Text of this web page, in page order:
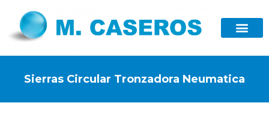
Sierras Circular Tronzadora Neumatica